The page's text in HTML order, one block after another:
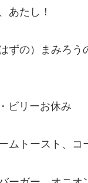
あたし！
ずの）まみろう
ビリーお休み
ムトースト、コ